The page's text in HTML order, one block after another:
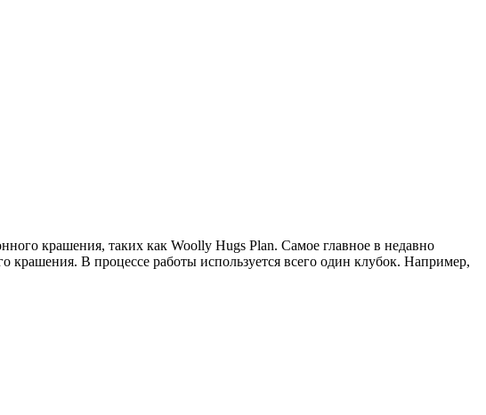
крашения, таких как Woolly Hugs Plan. Самое главное в недавно
крашения. В процессе работы используется всего один клубок. Например,